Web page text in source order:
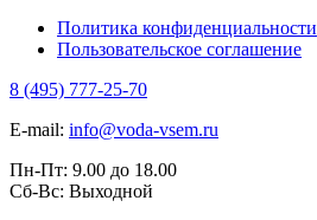
Политика конфиденциальности
Пользовательское соглашение
8 (495) 777-25-70
E-mail: info@voda-vsem.ru
Пн-Пт: 9.00 до 18.00
Сб-Вс: Выходной